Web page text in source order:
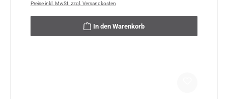
Preise inkl. MwSt. zzgl. Versandkosten
In den Warenkorb